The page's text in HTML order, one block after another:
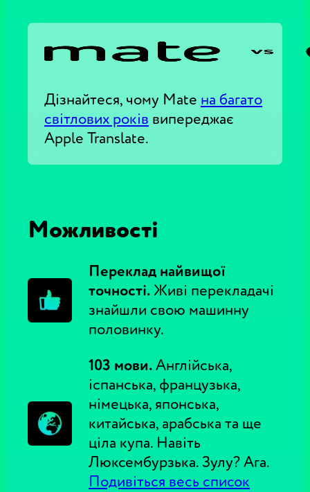
Дізнайтеся, чому Mate на багато
світлових років випереджає
Apple Translate.
Можливості
Переклад найвищої
точності. Живі перекладачі
знайшли свою машинну
половинку.
103 мови.Англійська,
іспанська, французька,
німецька, японська,
китайська, арабська та ще
ціла купа. Навіть
Люксембурзька. Зулу? Ага.
Подивіться весь список